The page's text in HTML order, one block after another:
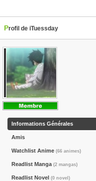
Profil de iTuessday
Informations Générales
Amis
Watchlist Anime (66 animes)
Readlist Manga (2 mangas)
Readlist Novel (0 novel)